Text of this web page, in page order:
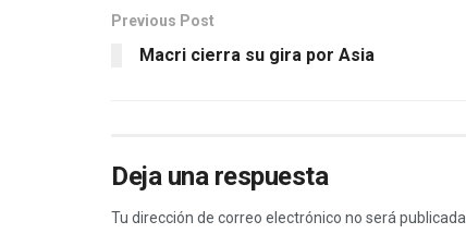
Previous Post
Macri cierra su gira por Asia
Deja una respuesta
Tu dirección de correo electrónico no será publicada.